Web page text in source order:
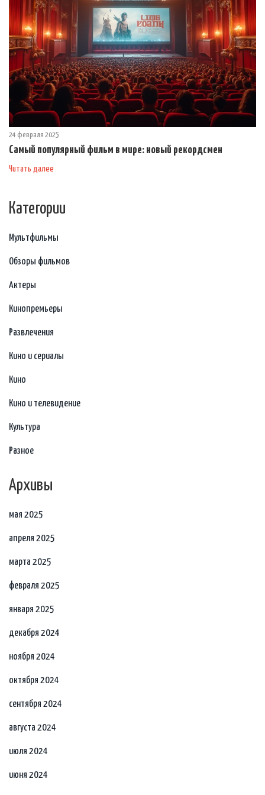
24 февраля 2025
Самый популярный фильм в мире: новый рекордсмен
Читать далее
Категории
Мультфильмы
Обзоры фильмов
Актеры
Кинопремьеры
Развлечения
Кино и сериалы
Кино
Кино и телевидение
Культура
Разное
Архивы
мая 2025
апреля 2025
марта 2025
февраля 2025
января 2025
декабря 2024
ноября 2024
октября 2024
сентября 2024
августа 2024
июля 2024
июня 2024